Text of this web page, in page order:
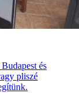
és
pliszé